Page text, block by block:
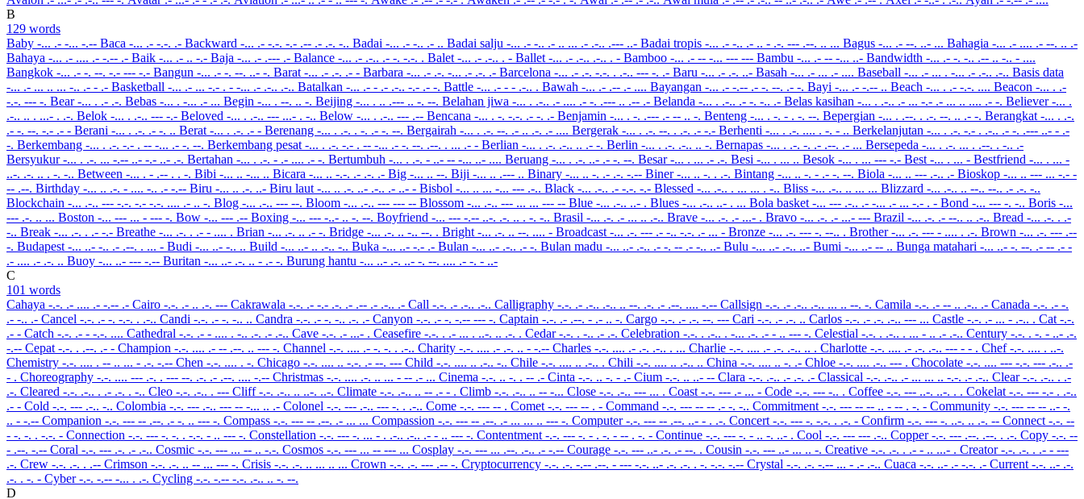
B
129 words
Baby -... .- -... -.-- Baca -... .- -.-. .- Backward -... .- -.-. -.- .-- .- .-. -.. Badai -... .- -.. .- .. Badai salju -... .- -.. .- .. ... .- .-.. .--- ..- Badai tropis -... .- -.. .- .. - .-. --- .--. .. ... Bagus -... .- --. ..- ... Bahagia -... .- .... .- --. .. .-
Bahaya -... .- .... .- -.-- .- Baik -... .- .. -.- Baja -... .- .--- .- Balance -... .- .-.. .- -. -.-. . Balet -... .- .-.. . - Ballet -... .- .-.. .-.. . - Bamboo -... .- -- -... --- --- Bambu -... .- -- -... ..- Bandwidth -... .- -. -.. .-- .. -.. - ....
Bangkok -... .- -. --. -.- --- -.- Bangun -... .- -. --. ..- -. Barat -... .- .-. .- - Barbara -... .- .-. -... .- .-. .- Barcelona -... .- .-. -.-. . .-.. --- -. .- Baru -... .- .-. ..- Basah -... .- ... .- .... Baseball -... .- ... . -... .- .-.. .-.. Basis data
-... .- ... .. ... -.. .- - .- Basketball -... .- ... -.- . - -... .- .-.. .-.. Batalkan -... .- - .- .-.. -.- .- -. Battle -... .- - - .-.. . Bawah -... .- .-- .- .... Bayangan -... .- -.-- .- -. --. .- -. Bayi -... .- -.-- .. Beach -... . .- -.-. .... Beacon -... . .-
-.-. --- -. Bear-... . .- .-. Bebas -... . -... .- ... Begin -... . --. .. -. Beijing -... . .. .--- .. -. --. Belahan jiwa -... . .-.. .- .... .- -. .--- .. .-- .- Belanda -... . .-.. .- -. -.. .- Belas kasihan -... . .-.. .- ... -.- .- ... .. .... .- -. Believer-... .
.-.. .. . ...- . .-. Belok -... . .-.. --- -.- Beloved -... . .-.. --- ...- . -.. Below -... . .-.. --- .-- Bencana -... . -. -.-. .- -. .- Benjamin -... . -. .--- .- -- .. -. Benteng -... . -. - . -. --. Bepergian -... . .--. . .-. --. .. .- -. Berangkat -... . .-.
.- -. --. -.- .- - Berani -... . .-. .- -. .. Berat -... . .-. .- - Berenang -... . .-. . -. .- -. --. Bergairah -... . .-. --. .- .. .-. .- .... Bergerak -... . .-. --. . .-. .- -.- Berhenti -... . .-. .... . -. - .. Berkelanjutan -... . .-. -.- . .-.. .- -. .--- ..- - .-
-. Berkembang -... . .-. -.- . -- -... .- -. --. Berkembang pesat -... . .-. -.- . -- -... .- -. --. .--. . ... .- - Berlian -... . .-. .-.. .. .- -. Berlin -... . .-. .-.. .. -. Bernapas -... . .-. -. .- .--. .- ... Bersepeda -... . .-. ... . .--. . -.. .-
Bersyukur-... . .-. ... -.-- ..- -.- ..- .-. Bertahan -... . .-. - .- .... .- -. Bertumbuh -... . .-. - ..- -- -... ..- .... Beruang -... . .-. ..- .- -. --. Besar-... . ... .- .-. Besi -... . ... .. Besok -... . ... --- -.- Best -... . ... - Bestfriend -... . ... -
..-. .-. .. . -. -.. Between -... . - .-- . . -. Bibi -... .. -... .. Bicara -... .. -.-. .- .-. .- Big -... .. --. Biji -... .. .--- .. Binary -... .. -. .- .-. -.-- Biner-... .. -. . .-. Bintang -... .. -. - .- -. --. Biola -... .. --- .-.. .- Bioskop -... .. --- ... -.- -
-- .--. Birthday -... .. .-. - .... -.. .- -.-- Biru -... .. .-. ..- Biru laut -... .. .-. ..- .-.. .- ..- - Bisbol -... .. ... -... --- .-.. Black -... .-.. .- -.-. -.- Blessed -... .-.. . ... ... . -.. Bliss -... .-.. .. ... ... Blizzard -... .-.. .. --.. --.. .- .-. -..
Blockchain -... .-.. --- -.-. -.- -.-. .... .- .. -. Blog -... .-.. --- --. Bloom -... .-.. --- --- -- Blossom -... .-.. --- ... ... --- -- Blue -... .-.. ..- . Blues -... .-.. ..- . ... Bola basket -... --- .-.. .- -... .- ... -.- . - Bond -... --- -. -.. Boris -...
--- .-. .. ... Boston -... --- ... - --- -. Bow -... --- .-- Boxing -... --- -..- .. -. --. Boyfriend -... --- -.-- ..-. .-. .. . -. -.. Brasil -... .-. .- ... .. .-.. Brave -... .-. .- ...- . Bravo -... .-. .- ...- --- Brazil -... .-. .- --.. .. .-.. Bread -... .-. . .-
-.. Break -... .-. . .- -.- Breathe -... .-. . .- - .... . Brian -... .-. .. .- -. Bridge -... .-. .. -.. --. . Bright -... .-. .. --. .... - Broadcast -... .-. --- .- -.. -.-. .- ... - Bronze -... .-. --- -. --.. . Brother-... .-. --- - .... . .-. Brown -... .-. --- .--
-. Budapest -... ..- -.. .- .--. . ... - Budi -... ..- -.. .. Build -... ..- .. .-.. -.. Buka -... ..- -.- .- Bulan -... ..- .-.. .- -. Bulan madu -... ..- .-.. .- -. -- .- -.. ..- Bulu -... ..- .-.. ..- Bumi -... ..- -- .. Bunga matahari -... ..- -. --. .- -- .- -
.- .... .- .-. .. Buoy -... ..- --- -.-- Buritan -... ..- .-. .. - .- -. Burung hantu -... ..- .-. ..- -. --. .... .- -. - ..-
C
101 words
Cahaya -.-. .- .... .- -.-- .- Cairo -.-. .- .. .-. --- Cakrawala -.-. .- -.- .-. .- .-- .- .-.. .- Call -.-. .- .-.. .-.. Calligraphy -.-. .- .-.. .-.. .. --. .-. .- .--. .... -.-- Callsign -.-. .- .-.. .-.. ... .. --. -. Camila -.-. .- -- .. .-.. .- Canada -.-. .- -.
.- -.. .- Cancel -.-. .- -. -.-. . .-.. Candi -.-. .- -. -.. .. Candra -.-. .- -. -.. .-. .- Canyon -.-. .- -. -.-- --- -. Captain -.-. .- .--. - .- .. -. Cargo -.-. .- .-. --. --- Cari -.-. .- .-. .. Carlos -.-. .- .-. .-.. --- ... Castle -.-. .- ... - .-.. . Cat -.-.
.- - Catch -.-. .- - -.-. .... Cathedral -.-. .- - .... . -.. .-. .- .-.. Cave -.-. .- ...- . Ceasefire -.-. . .- ... . ..-. .. .-. . Cedar-.-. . -.. .- .-. Celebration -.-. . .-.. . -... .-. .- - .. --- -. Celestial -.-. . .-.. . ... - .. .- .-.. Century -.-. . -. - ..- .-.
-.-- Cepat -.-. . .--. .- - Champion -.-. .... .- -- .--. .. --- -. Channel -.-. .... .- -. -. . .-.. Charity -.-. .... .- .-. .. - -.-- Charles -.-. .... .- .-. .-.. . ... Charlie -.-. .... .- .-. .-.. .. . Charlotte -.-. .... .- .-. .-.. --- - - . Chef-.-. .... . ..-.
Chemistry -.-. .... . -- .. ... - .-. -.-- Chen -.-. .... . -. Chicago -.-. .... .. -.-. .- --. --- Child -.-. .... .. .-.. -.. Chile -.-. .... .. .-.. . Chili -.-. .... .. .-.. .. China -.-. .... .. -. .- Chloe -.-. .... .-.. --- . Chocolate -.-. .... --- -.-. --- .-.. .-
- . Choreography -.-. .... --- .-. . --- --. .-. .- .--. .... -.-- Christmas -.-. .... .-. .. ... - -- .- ... Cinema -.-. .. -. . -- .- Cinta -.-. .. -. - .- Cium -.-. .. ..- -- Clara -.-. .-.. .- .-. .- Classical -.-. .-.. .- ... ... .. -.-. .- .-.. Clear-.-. .-.. . .-
.-. Cleared -.-. .-.. . .- .-. . -.. Cleo -.-. .-.. . --- Cliff-.-. .-.. .. ..-. ..-. Climate -.-. .-.. .. -- .- - . Climb -.-. .-.. .. -- -... Close -.-. .-.. --- ... . Coast -.-. --- .- ... - Code -.-. --- -.. . Coffee -.-. --- ..-. ..-. . . Cokelat -.-. --- -.- . .-..
.- - Cold -.-. --- .-.. -.. Colombia -.-. --- .-.. --- -- -... .. .- Colonel -.-. --- .-.. --- -. . .-.. Come -.-. --- -- . Comet -.-. --- -- . - Command -.-. --- -- -- .- -. -.. Commitment -.-. --- -- -- .. - -- . -. - Community -.-. --- -- -- ..- -.
.. - -.-- Companion -.-. --- -- .--. .- -. .. --- -. Compass -.-. --- -- .--. .- ... ... Compassion -.-. --- -- .--. .- ... ... .. --- -. Computer-.-. --- -- .--. ..- - . .-. Concert -.-. --- -. -.-. . .-. - Confirm -.-. --- -. ..-. .. .-. -- Connect -.-. --
- -. -. . -.-. - Connection -.-. --- -. -. . -.-. - .. --- -. Constellation -.-. --- -. ... - . .-.. .-.. .- - .. --- -. Contentment -.-. --- -. - . -. - -- . -. - Continue -.-. --- -. - .. -. ..- . Cool -.-. --- --- .-.. Copper-.-. --- .--. .--. . .-. Copy -.-. --
- .--. -.-- Coral -.-. --- .-. .- .-.. Cosmic -.-. --- ... -- .. -.-. Cosmos -.-. --- ... -- --- ... Cosplay -.-. --- ... .--. .-.. .- -.-- Courage -.-. --- ..- .-. .- --. . Cousin -.-. --- ..- ... .. -. Creative -.-. .-. . .- - .. ...- . Creator-.-. .-. . .- - ---
.-. Crew -.-. .-. . .-- Crimson -.-. .-. .. -- ... --- -. Crisis -.-. .-. .. ... .. ... Crown -.-. .-. --- .-- -. Cryptocurrency -.-. .-. -.-- .--. - --- -.-. ..- .-. .-. . -. -.-. -.-- Crystal -.-. .-. -.-- ... - .- .-.. Cuaca -.-. ..- .- -.-. .- Current -.-. ..- .-.
.-. . -. - Cyber-.-. -.-- -... . .-. Cycling -.-. -.-- -.-. .-.. .. -. --.
D